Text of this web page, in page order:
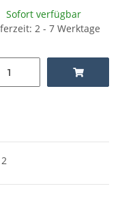
Sofort verfügbar
2 - 7 Werktage